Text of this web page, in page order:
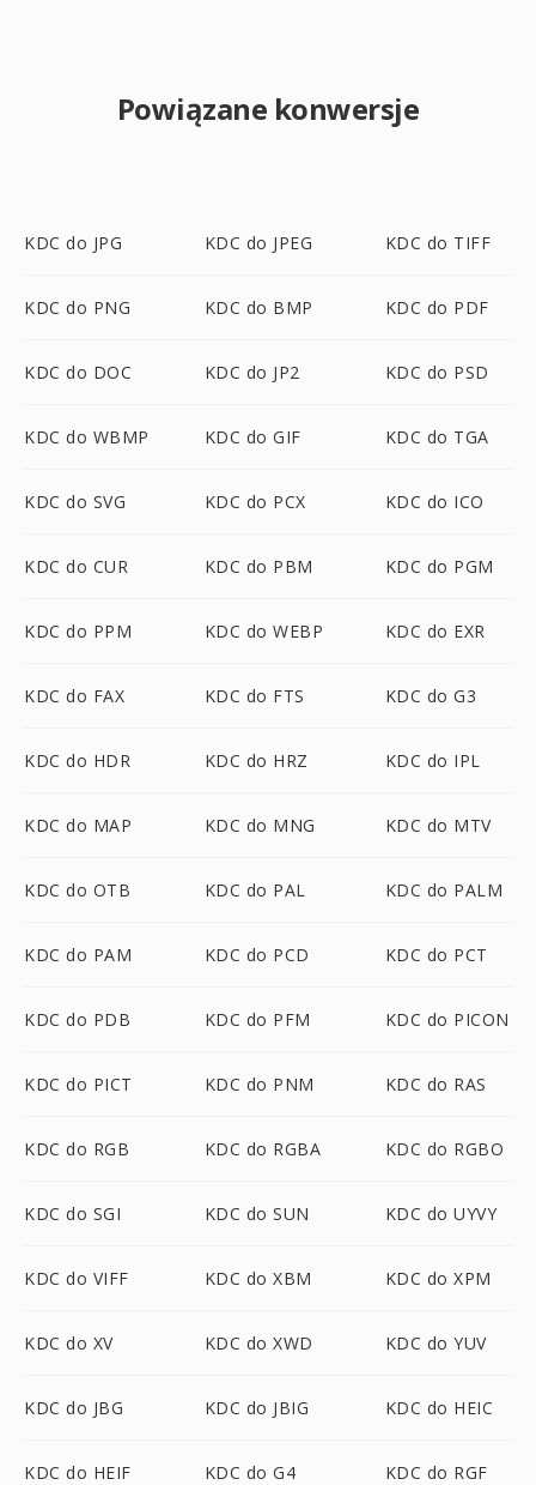
Powiązane konwersje
KDC do JPG KDC do JPEG KDC do TIFF
KDC do PNG KDC do BMP KDC do PDF
KDC do DOC KDC do JP2 KDC do PSD
KDC do WBMP KDC do GIF KDC do TGA
KDC do SVG KDC do PCX KDC do ICO
KDC do CUR KDC do PBM KDC do PGM
KDC do PPM KDC do WEBP KDC do EXR
KDC do FAX KDC do FTS KDC do G3
KDC do HDR KDC do HRZ KDC do IPL
KDC do MAP KDC do MNG KDC do MTV
KDC do OTB KDC do PAL KDC do PALM
KDC do PAM KDC do PCD KDC do PCT
KDC do PDB KDC do PFM KDC do PICON
KDC do PICT KDC do PNM KDC do RAS
KDC do RGB KDC do RGBA KDC do RGBO
KDC do SGI KDC do SUN KDC do UYVY
KDC do VIFF KDC do XBM KDC do XPM
KDC do XV KDC do XWD KDC do YUV
KDC do JBG KDC do JBIG KDC do HEIC
KDC do HEIF KDC do G4 KDC do RGF